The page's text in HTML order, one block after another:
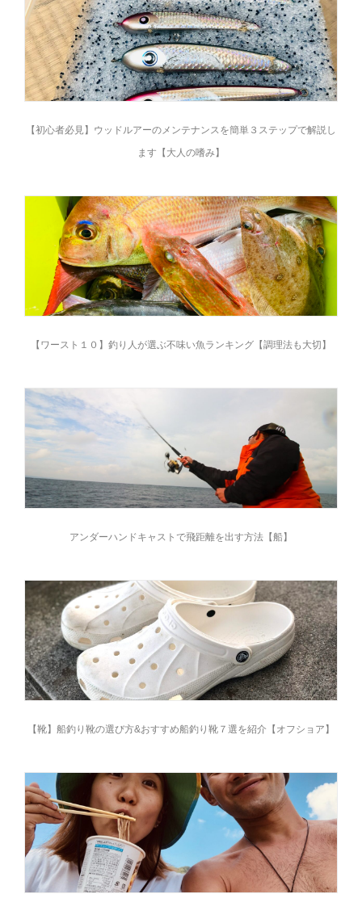
【初心者必見】ウッドルアーのメンテナンスを簡単３ステップで解説し
ます【大人の嗜み】
【ワースト１０】釣り人が選ぶ不味い魚ランキング【調理法も大切】
アンダーハンドキャストで飛距離を出す方法【船】
【靴】船釣り靴の選び方&おすすめ船釣り靴７選を紹介【オフショア】